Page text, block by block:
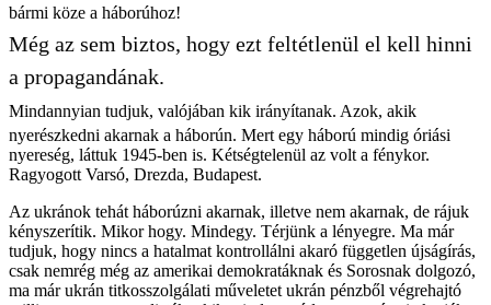
bármi köze a háborúhoz!
Még az sem biztos, hogy ezt feltétlenül el kell hinni
a propagandának.
Mindannyian tudjuk, valójában kik irányítanak. Azok, akik
nyerészkedni akarnak a háborún. Mert egy háború mindig óriási
nyereség, láttuk 1945-ben is. Kétségtelenül az volt a fénykor.
Ragyogott Varsó, Drezda, Budapest.
Az ukránok tehát háborúzni akarnak, illetve nem akarnak, de rájuk
kényszerítik. Mikor hogy. Mindegy. Térjünk a lényegre. Ma már
tudjuk, hogy nincs a hatalmat kontrollálni akaró független újságírás,
csak nemrég még az amerikai demokratáknak és Sorosnak dolgozó,
ma már ukrán titkosszolgálati műveletet ukrán pénzből végrehajtó